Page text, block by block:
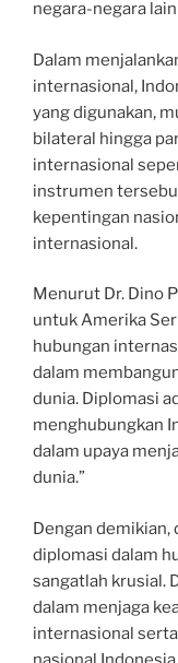
negara-negara
Dalam
internasional,
yang digunakan,
bilateral hingga
internasional
instrumen
kepentingan
internasional.
Menurut Dr. Dino
untuk Amerika
hubungan
dalam
dunia. Diplomasi
menghubungkan
dalam upaya
dunia.”
Dengan demikian,
diplomasi dalam
sangatlah krusial.
dalam menjaga
internasional